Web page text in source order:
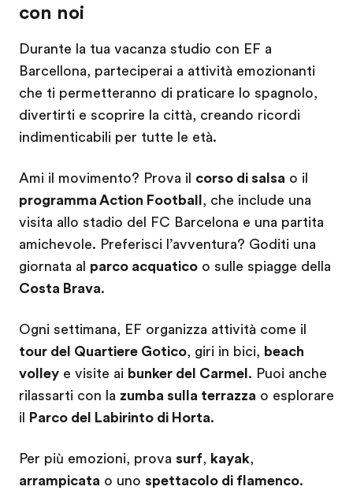
con noi
Durante la tua vacanza studio con EF a
Barcellona, parteciperai a attività emozionanti
che ti permetteranno di praticare lo spagnolo,
divertirti e scoprire la città, creando ricordi
indimenticabili per tutte le età.
Ami il movimento? Prova il corso di salsa o il
programma Action Football , che include una
visita allo stadio del FC Barcelona e una partita
amichevole. Preferisci l’avventura? Goditi una
giornata al parco acquatico o sulle spiagge della
Costa Brava.
Ogni settimana, EF organizza attività come il
tour del Quartiere Gotico, giri in bici, beach
volley e visite ai bunker del Carmel . Puoi anche
rilassarti con la zumba sulla terrazza o esplorare
il
Parco del Labirinto di Horta.
Per più emozioni, prova surf, kayak,
arrampicata o uno spettacolo di flamenco.